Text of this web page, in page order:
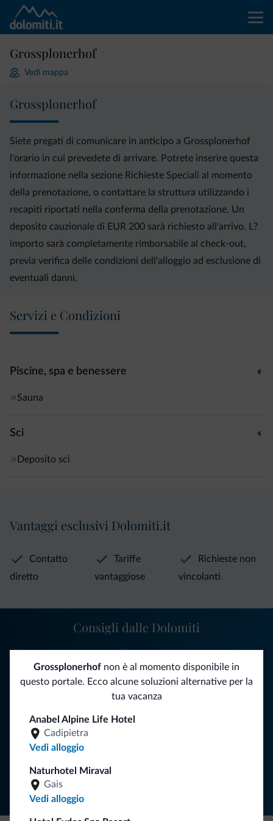
Grossplonerhof
Vedi mappa
Grossplonerhof
Siete pregati di comunicare in anticipo a Grossplonerhof
l'orario in cui prevedete di arrivare. Potrete inserire questa
informazione nella sezione Richieste Speciali al momento
della prenotazione, o contattare la struttura utilizzando i
recapiti riportati nella conferma della prenotazione. Un
deposito cauzionale di EUR 200 sarà richiesto all'arrivo. L?
importo sarà completamente rimborsabile al check-out,
previa verifica delle condizioni dell'alloggio ad esclusione di
eventuali danni.
Servizi e Condizioni
Piscine, spa e benessere
Sauna
Sci
Deposito sci
Grossplonerhof non è al momento disponibile in
questo portale. Ecco alcune soluzioni alternative per la
tua vacanza
Anabel Alpine Life Hotel
Cadipietra
Vedi alloggio
Naturhotel Miraval
Gais
Vedi alloggio
Vantaggi esclusivi Dolomiti.it
Contatto
diretto
Tariffe
vantaggiose
Richieste non
vincolanti
Consigli dalle Dolomiti
vacanza nelle Dolomiti.
ISCRIVITI ALLA NEWSLETTER